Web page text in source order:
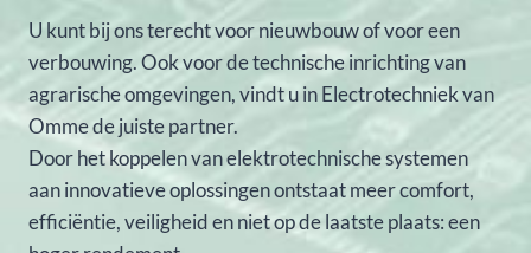
U kunt bij ons terecht voor nieuwbouw of voor een
verbouwing. Ook voor de technische inrichting van
agrarische omgevingen, vindt u in Electrotechniek van
Omme de juiste partner.
Door het koppelen van elektrotechnische systemen
aan innovatieve oplossingen ontstaat meer comfort,
efficiëntie, veiligheid en niet op de laatste plaats: een